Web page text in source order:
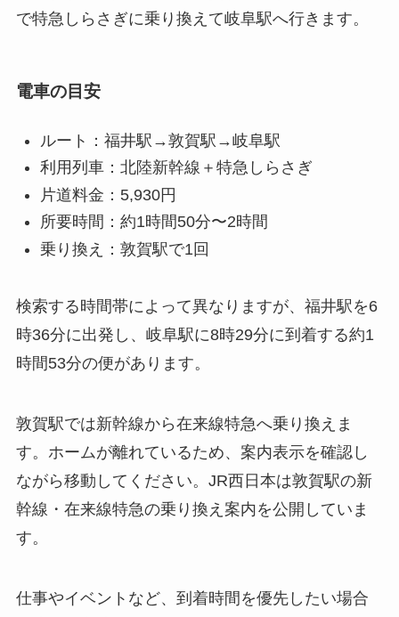
で特急しらさぎに乗り換えて岐阜駅へ行きます。
電車の目安
ルート：福井駅→敦賀駅→岐阜駅
利用列車：北陸新幹線＋特急しらさぎ
片道料金：5,930円
所要時間：約1時間50分〜2時間
乗り換え：敦賀駅で1回
検索する時間帯によって異なりますが、福井駅を6
時36分に出発し、岐阜駅に8時29分に到着する約1
時間53分の便があります。
敦賀駅では新幹線から在来線特急へ乗り換えま
す。ホームが離れているため、案内表示を確認し
ながら移動してください。JR西日本は敦賀駅の新
幹線・在来線特急の乗り換え案内を公開していま
す。
仕事やイベントなど、到着時間を優先したい場合